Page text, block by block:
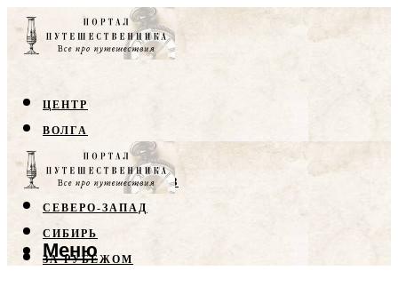
ЦЕНТР
ВОЛГА
КРЫМ
СЕВЕРНЫЙ КАВКАЗ
СЕВЕРО-ЗАПАД
СИБИРЬ
ЗА РУБЕЖОМ
Меню